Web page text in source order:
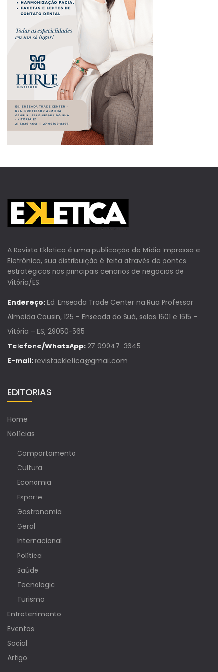
A Revista Ekletica é uma publicação de Mídia Impressa e
Eletrônica, sua distribuição é feita através de pontos
estratégicos nos principais cenários de negócios de
Vitória/ES.
Endereço:Ed. Enseada Trade Center na Rua Professor
Almeida Cousin, 125 – Enseada do Suá, salas 1601 e 1615 –
Vitória – ES, 29050-565
Telefone/WhatsApp:27 99947-3645
E-mail:revistaekletica@gmail.com
EDITORIAS
Home
Notícias
Comportamento
Cultura
Economia
Esporte
Gastronomia
Geral
Internacional
Política
Saúde
Tecnologia
Turismo
Entretenimento
Eventos
Social
Artigo